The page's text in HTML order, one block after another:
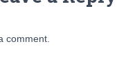
comment.